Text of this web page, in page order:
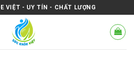
VIỆT - UY TÍN - CHẤT LƯỢNG